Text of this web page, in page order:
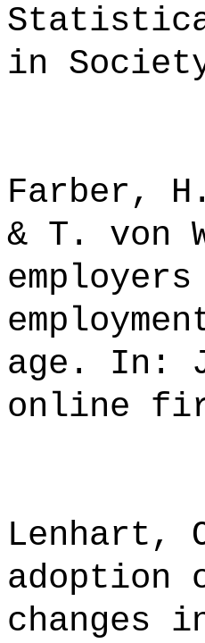
in
Farber,
& T. von
age. In:
online
Lenhart,
adoption
changes